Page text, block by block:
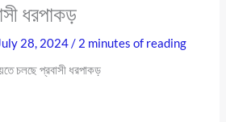
ধরপাকড়
28, 2024/ 2 minutes of reading
চলছে প্রবাসী ধরপাকড়